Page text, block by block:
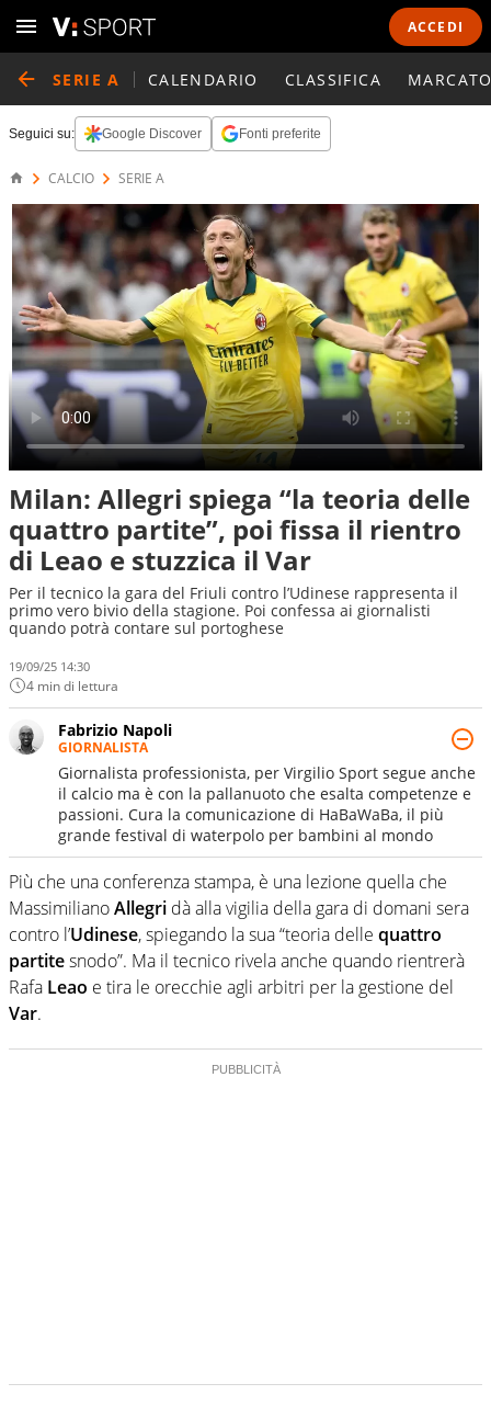
ACCEDI
SERIE A CALENDARIO CLASSIFICA
Seguici su: Google Discover Fonti preferite
CALCIO SERIE A
Milan: Allegri spiega “la teoria delle
quattro partite”, poi fissa il rientro
di Leao e stuzzica il Var
Per il tecnico la gara del Friuli contro l’Udinese rappresenta il
primo vero bivio della stagione. Poi confessa ai giornalisti
quando potrà contare sul portoghese
19/09/25 14:30
4 min di lettura
Fabrizio Napoli
GIORNALISTA
Giornalista professionista, per Virgilio Sport segue anche
il calcio ma è con la pallanuoto che esalta competenze e
passioni. Cura la comunicazione di HaBaWaBa, il più
grande festival di waterpolo per bambini al mondo
Più che una conferenza stampa, è una lezione quella che
MassimilianoAllegri dà alla vigilia della gara di domani sera
contro l’Udinese, spiegando la sua “teoria delle quattro
partitesnodo”. Ma il tecnico rivela anche quando rientrerà
Rafa Leao e tira le orecchie agli arbitri per la gestione del
Var.